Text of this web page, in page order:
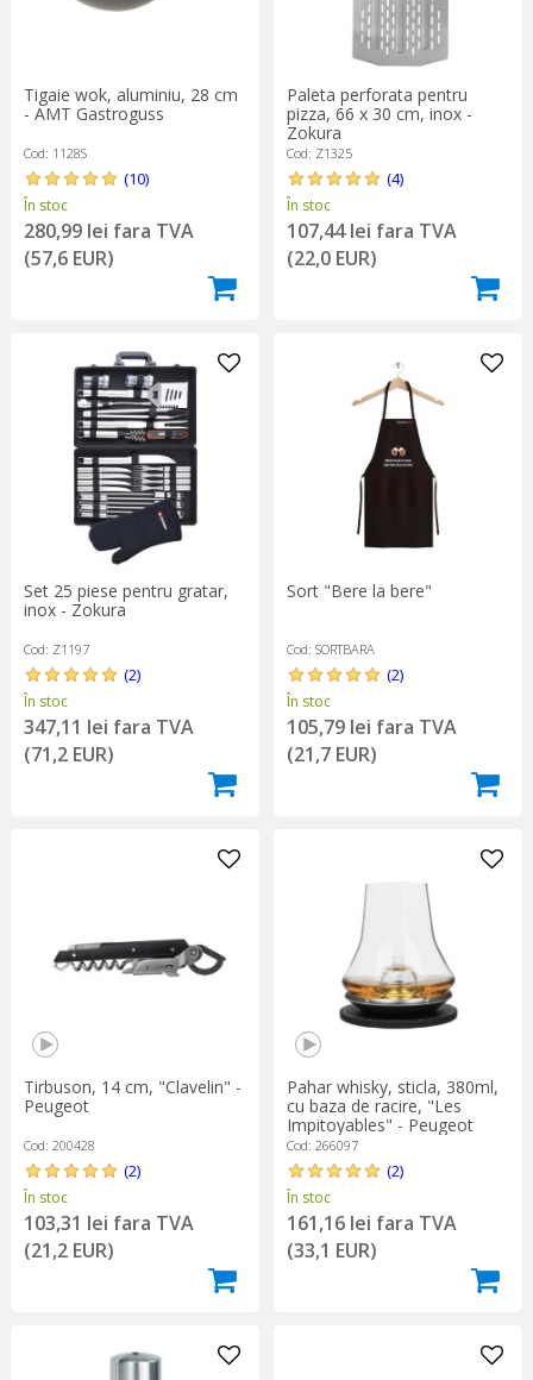
Tigaie wok, aluminiu, 28 cm
- AMT Gastroguss
Cod: 1128S
(10)
În stoc
280,99 lei fara TVA
(57,6 EUR)
Paleta perforata pentru
pizza, 66 x 30 cm, inox -
Zokura
Cod: Z1325
(4)
În stoc
107,44 lei fara TVA
(22,0 EUR)
Set 25 piese pentru gratar,
inox - Zokura
Cod: Z1197
(2)
În stoc
347,11 lei fara TVA
(71,2 EUR)
Sort "Bere la bere"
Cod: SORTBARA
(2)
În stoc
105,79 lei fara TVA
(21,7 EUR)
Tirbuson, 14 cm, "Clavelin" -
Peugeot
Cod: 200428
(2)
În stoc
103,31 lei fara TVA
(21,2 EUR)
Pahar whisky, sticla, 380ml,
cu baza de racire, "Les
Impitoyables" - Peugeot
Cod: 266097
(2)
În stoc
161,16 lei fara TVA
(33,1 EUR)